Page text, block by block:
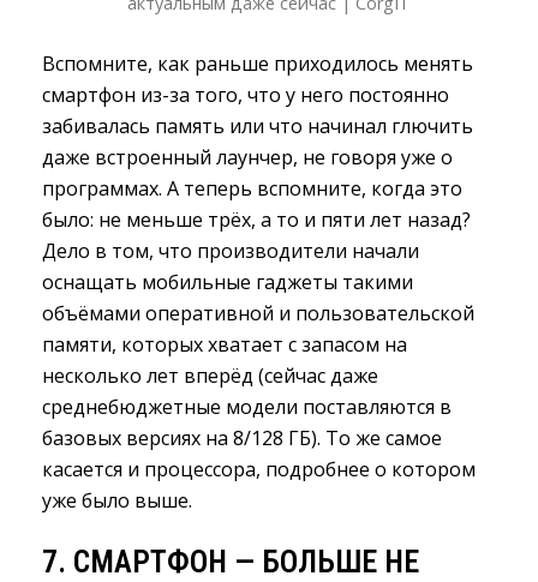
Вспомните, как раньше приходилось менять
смартфон из-за того, что у него постоянно
забивалась память или что начинал глючить
даже встроенный лаунчер, не говоря уже о
программах. А теперь вспомните, когда это
было: не меньше трёх, а то и пяти лет назад?
Дело в том, что производители начали
оснащать мобильные гаджеты такими
объёмами оперативной и пользовательской
памяти, которых хватает с запасом на
несколько лет вперёд (сейчас даже
среднебюджетные модели поставляются в
базовых версиях на 8/128 ГБ). То же самое
касается и процессора, подробнее о котором
уже было выше.
7. СМАРТФОН — БОЛЬШЕ НЕ